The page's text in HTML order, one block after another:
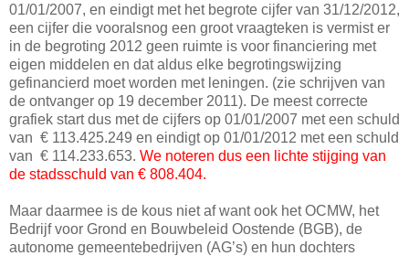
01/01/2007, en eindigt met het begrote cijfer van 31/12/2012,
een cijfer die vooralsnog een groot vraagteken is vermist er
in de begroting 2012 geen ruimte is voor financiering met
eigen middelen en dat aldus elke begrotingswijzing
gefinancierd moet worden met leningen. (zie schrijven van
de ontvanger op 19 december 2011). De meest correcte
grafiek start dus met de cijfers op 01/01/2007 met een schuld
van € 113.425.249 en eindigt op 01/01/2012 met een schuld
van € 114.233.653. We noteren dus een lichte stijging van
de stadsschuld van € 808.404.
Maar daarmee is de kous niet af want ook het OCMW, het
Bedrijf voor Grond en Bouwbeleid Oostende (BGB), de
autonome gemeentebedrijven (AG’s) en hun dochters